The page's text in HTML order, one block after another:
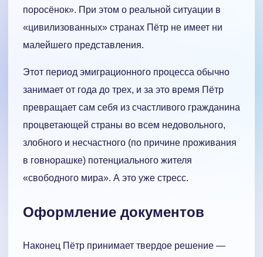
поросёнок». При этом о реальной ситуации в
«цивилизованных» странах Пётр не имеет ни
малейшего представления.
Этот период эмиграционного процесса обычно
занимает от года до трех, и за это время Пётр
превращает сам себя из счастливого гражданина
процветающей страны во всем недовольного,
злобного и несчастного (по причине проживания
в говнорашке) потенциального жителя
«свободного мира». А это уже стресс.
Оформление документов
Наконец Пётр принимает твердое решение —